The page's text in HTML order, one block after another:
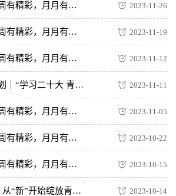
【天天有活动，周周有精彩，月月有特色】精彩二课，青春交院，本周回顾！（附第十三周活动预告） 2023-11-26
【天天有活动，周周有精彩，月月有特色】精彩二课，青春交院，本周回顾！（附第十二周活动预告） 2023-11-19
【天天有活动，周周有精彩，月月有特色】精彩二课，青春交院，本周回顾！（附第十一周活动预告） 2023-11-12
大学生社区实践计划｜“学习二十大 青春志愿行”2023年秋季学期支教 · 丹桥 第二期实践活动掠影 2023-11-11
【天天有活动，周周有精彩，月月有特色】精彩二课，青春交院，本周回顾！（附第十周活动预告） 2023-11-05
【天天有活动，周周有精彩，月月有特色】精彩二课，青春交院，本周回顾！（附第八周活动预告） 2023-10-22
【天天有活动，周周有精彩，月月有特色】精彩二课，青春交院，本周回顾！（附第七周活动预告） 2023-10-15
叮咚~｜精彩校园，从“新”开始绽放青春光芒！ 2023-10-14